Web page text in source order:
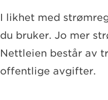
I likhet med
du bruker. Jo mer
Nettleien består av
offentlige avgifter.